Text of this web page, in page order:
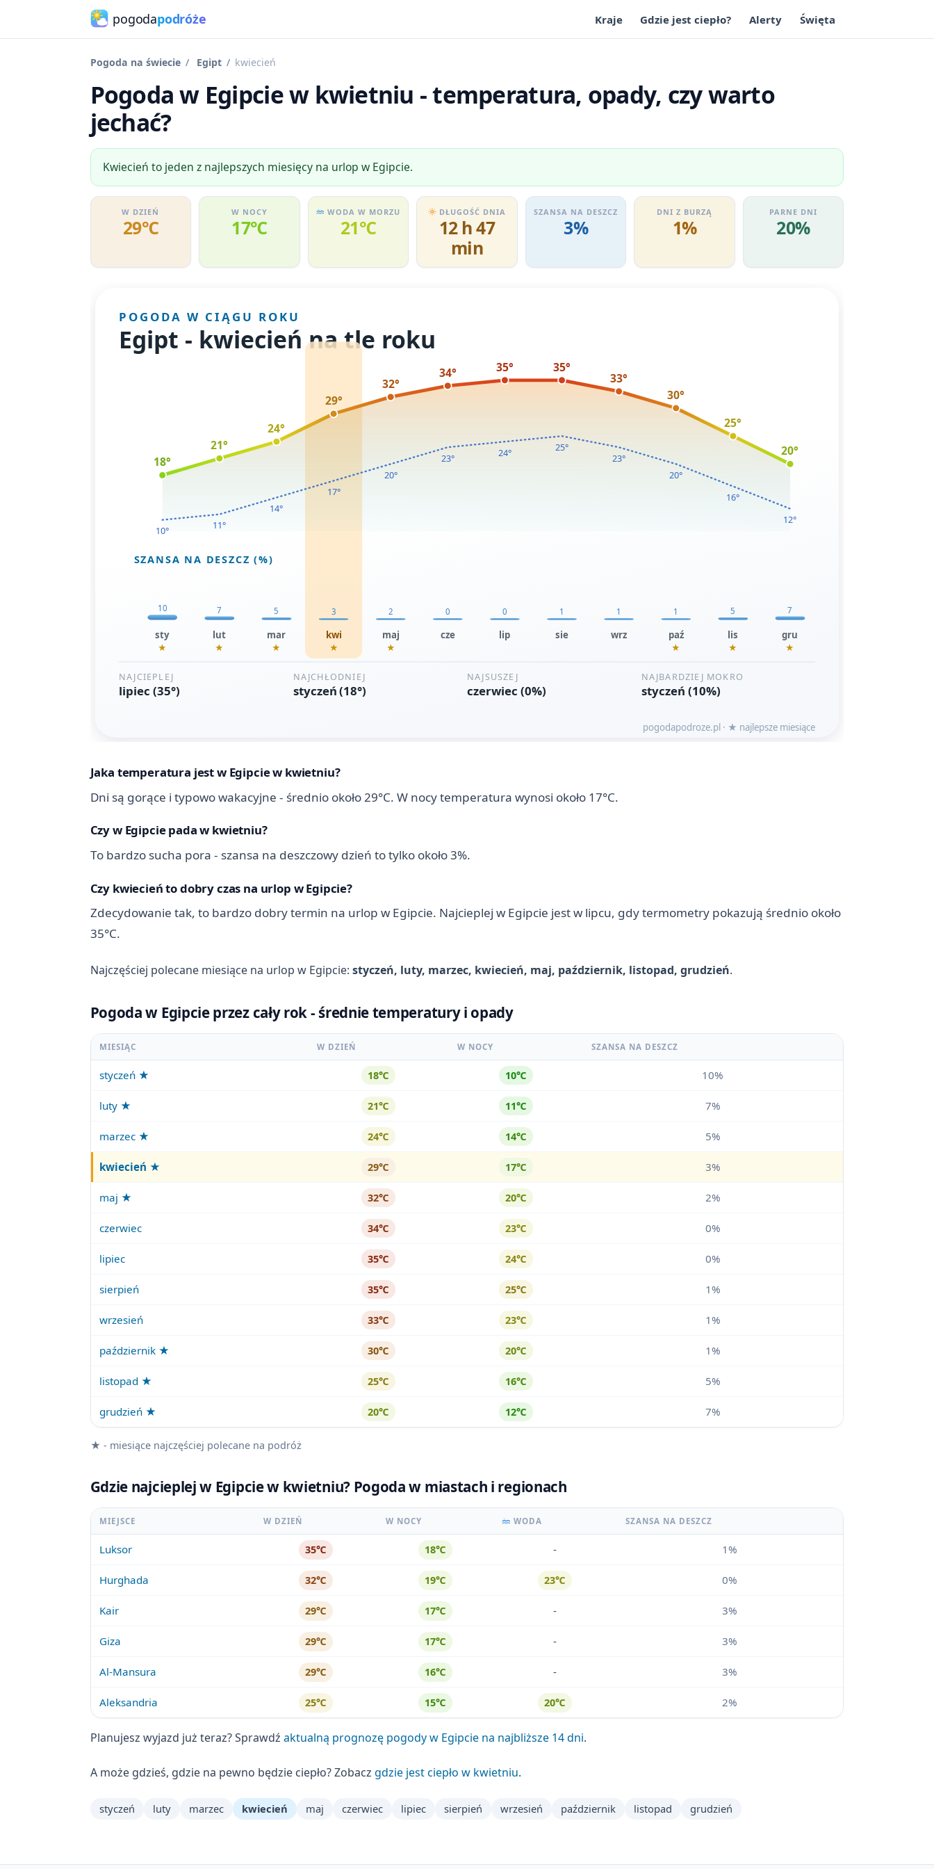
pogodapodróże Kraje Gdzie jest ciepło? Alerty Święta
Pogoda na świecie Egipt kwiecień
Pogoda w Egipcie w kwietniu - temperatura, opady, czy warto
jechać?
Kwiecień to jeden z najlepszych miesięcy na urlop w Egipcie.
W DZIEŃ
29℃
W NOCY
17℃
WODA W MORZU
21℃
DŁUGOŚĆ DNIA
12 h 47
min
SZANSA NA DESZCZ
3%
DNI Z BURZĄ
1%
PARNE DNI
20%
Jaka temperatura jest w Egipcie w kwietniu?
Dni są gorące i typowo wakacyjne - średnio około 29°C. W nocy temperatura wynosi około 17°C.
Czy w Egipcie pada w kwietniu?
To bardzo sucha pora - szansa na deszczowy dzień to tylko około 3%.
Czy kwiecień to dobry czas na urlop w Egipcie?
Zdecydowanie tak, to bardzo dobry termin na urlop w Egipcie. Najcieplej w Egipcie jest w lipcu, gdy termometry pokazują średnio około
35°C.
Najczęściej polecane miesiące na urlop w Egipcie: styczeń, luty, marzec, kwiecień, maj, październik, listopad, grudzień.
Pogoda w Egipcie przez cały rok - średnie temperatury i opady
MIESIĄC W DZIEŃ W NOCY SZANSA NA DESZCZ
styczeń ★ 18℃ 10℃ 10%
luty ★ 21℃ 11℃ 7%
marzec ★ 24℃ 14℃ 5%
kwiecień ★ 29℃ 17℃ 3%
maj ★ 32℃ 20℃ 2%
czerwiec 34℃ 23℃ 0%
lipiec 35℃ 24℃ 0%
sierpień 35℃ 25℃ 1%
wrzesień 33℃ 23℃ 1%
październik ★ 30℃ 20℃ 1%
listopad ★ 25℃ 16℃ 5%
grudzień ★ 20℃ 12℃ 7%
★ - miesiące najczęściej polecane na podróż
Gdzie najcieplej w Egipcie w kwietniu? Pogoda w miastach i regionach
MIEJSCE W DZIEŃ W NOCY WODA SZANSA NA DESZCZ
Luksor 35℃ 18℃ - 1%
Hurghada 32℃ 19℃ 23℃ 0%
Kair 29℃ 17℃ - 3%
Giza 29℃ 17℃ - 3%
Al-Mansura 29℃ 16℃ - 3%
Aleksandria 25℃ 15℃ 20℃ 2%
Planujesz wyjazd już teraz? Sprawdź aktualną prognozę pogody w Egipcie na najbliższe 14 dni.
A może gdzieś, gdzie na pewno będzie ciepło? Zobacz gdzie jest ciepło w kwietniu.
styczeń luty marzec kwiecień maj czerwiec lipiec sierpień wrzesień październik listopad grudzień